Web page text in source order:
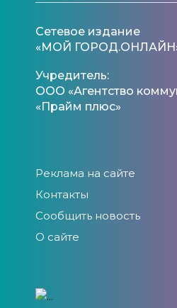
Сетевое издание
«МОЙ
Учредитель:
ООО «Агентство
«Прайм плюс»
Реклама на сайте
Контакты
Сообщить новость
О сайте